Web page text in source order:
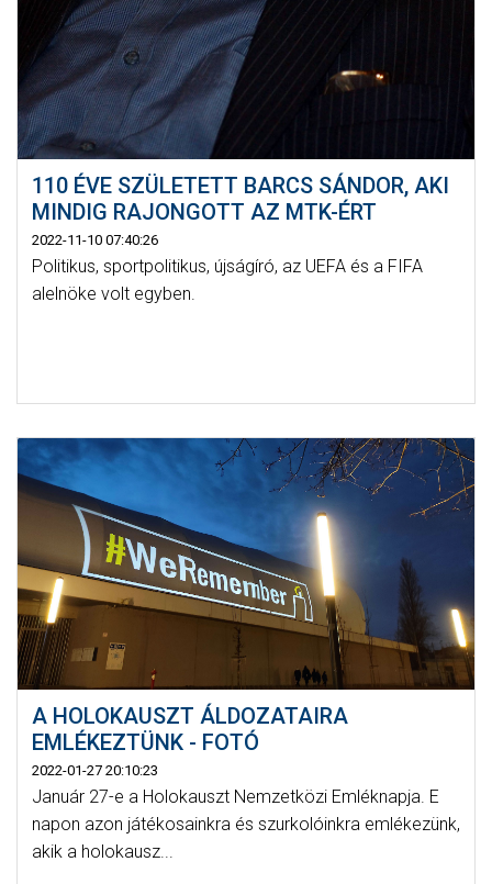
110 ÉVE SZÜLETETT BARCS SÁNDOR, AKI
MINDIG RAJONGOTT AZ MTK-ÉRT
2022-11-10 07:40:26
Politikus, sportpolitikus, újságíró, az UEFA és a FIFA
alelnöke volt egyben.
A HOLOKAUSZT ÁLDOZATAIRA
EMLÉKEZTÜNK - FOTÓ
2022-01-27 20:10:23
Január 27-e a Holokauszt Nemzetközi Emléknapja. E
napon azon játékosainkra és szurkolóinkra emlékezünk,
akik a holokausz...